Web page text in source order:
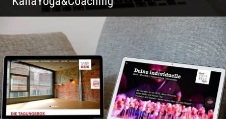
Pint- & Webdesign, Fotografie & Corporate-
Design